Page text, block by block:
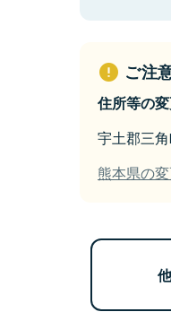
ご注
住所等の
宇土郡三
熊本県の